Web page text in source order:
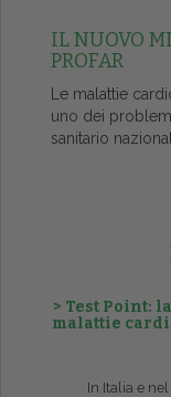
IL NUOVO
PROFAR
Le malattie
uno dei
sanitario
> Test Point:
malattie
In Italia e